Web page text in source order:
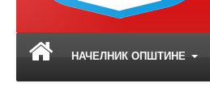
НАЧЕЛНИК ОПШТИНЕ